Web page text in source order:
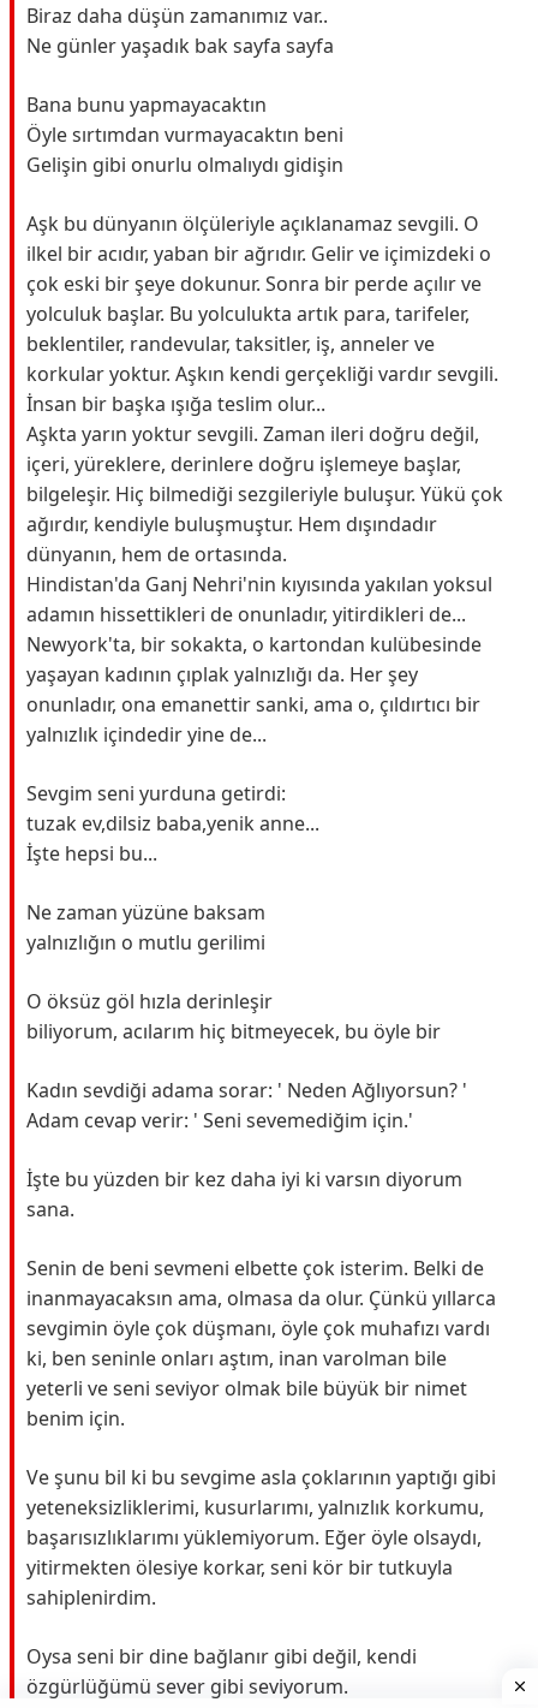
Biraz daha düşün zamanımız var..
Ne günler yaşadık bak sayfa sayfa
Bana bunu yapmayacaktın
Öyle sırtımdan vurmayacaktın beni
Gelişin gibi onurlu olmalıydı gidişin
Aşk bu dünyanın ölçüleriyle açıklanamaz sevgili. O
ilkel bir acıdır, yaban bir ağrıdır. Gelir ve içimizdeki o
çok eski bir şeye dokunur. Sonra bir perde açılır ve
yolculuk başlar. Bu yolculukta artık para, tarifeler,
beklentiler, randevular, taksitler, iş, anneler ve
korkular yoktur. Aşkın kendi gerçekliği vardır sevgili.
İnsan bir başka ışığa teslim olur...
Aşkta yarın yoktur sevgili. Zaman ileri doğru değil,
içeri, yüreklere, derinlere doğru işlemeye başlar,
bilgeleşir. Hiç bilmediği sezgileriyle buluşur. Yükü çok
ağırdır, kendiyle buluşmuştur. Hem dışındadır
dünyanın, hem de ortasında.
Hindistan'da Ganj Nehri'nin kıyısında yakılan yoksul
adamın hissettikleri de onunladır, yitirdikleri de...
Newyork'ta, bir sokakta, o kartondan kulübesinde
yaşayan kadının çıplak yalnızlığı da. Her şey
onunladır, ona emanettir sanki, ama o, çıldırtıcı bir
yalnızlık içindedir yine de...
Sevgim seni yurduna getirdi:
tuzak ev,dilsiz baba,yenik anne...
İşte hepsi bu...
Ne zaman yüzüne baksam
yalnızlığın o mutlu gerilimi
O öksüz göl hızla derinleşir
biliyorum, acılarım hiç bitmeyecek, bu öyle bir
Kadın sevdiği adama sorar: ' Neden Ağlıyorsun? '
Adam cevap verir: ' Seni sevemediğim için.'
İşte bu yüzden bir kez daha iyi ki varsın diyorum
sana.
Senin de beni sevmeni elbette çok isterim. Belki de
inanmayacaksın ama, olmasa da olur. Çünkü yıllarca
sevgimin öyle çok düşmanı, öyle çok muhafızı vardı
ki, ben seninle onları aştım, inan varolman bile
yeterli ve seni seviyor olmak bile büyük bir nimet
benim için.
Ve şunu bil ki bu sevgime asla çoklarının yaptığı gibi
yeteneksizliklerimi, kusurlarımı, yalnızlık korkumu,
başarısızlıklarımı yüklemiyorum. Eğer öyle olsaydı,
yitirmekten ölesiye korkar, seni kör bir tutkuyla
sahiplenirdim.
Oysa seni bir dine bağlanır gibi değil, kendi
özgürlüğümü sever gibi seviyorum.